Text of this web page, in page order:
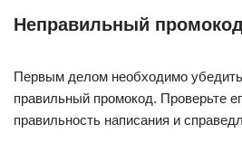
Неправильный
Первым делом необходимо
правильный промокод. Проверьте
правильность написания и